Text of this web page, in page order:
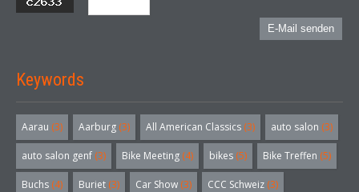
E-Mail senden
Keywords
Aarau (3) Aarburg (3) All American Classics (3) auto salon (3)
auto salon genf (3) Bike Meeting (4) bikes (5) Bike Treffen (5)
Buchs (4) Buriet (3) Car Show (3) CCC Schweiz (3)